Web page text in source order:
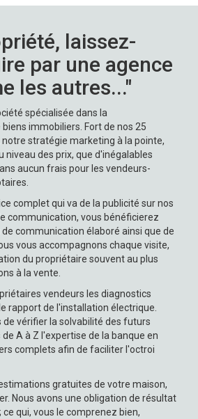
laissez-
par une agence
les autres..."
spécialisée dans la
immobiliers. Fort de nos 25
stratégie marketing à la pointe,
niveau des prix, que d'inégalables
aucun frais pour les vendeurs-
complet qui va de la publicité sur nos
communication, vous bénéficierez
communication élaboré ainsi que de
vous accompagnons chaque visite,
du propriétaire souvent au plus
à la vente.
vendeurs les diagnostics
rapport de l'installation électrique.
de vérifier la solvabilité des futurs
A à Z l'expertise de la banque en
complets afin de faciliter l'octroi
gratuites de votre maison,
Nous avons une obligation de résultat
qui, vous le comprenez bien,